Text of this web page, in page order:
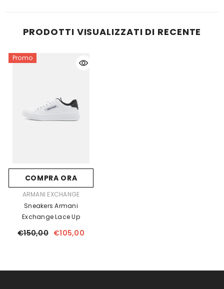
PRODOTTI VISUALIZZATI DI RECENTE
Promo
COMPRA ORA
FORNITORE:
ARMANI EXCHANGE
Sneakers Armani
Exchange Lace Up
€150,00 €105,00